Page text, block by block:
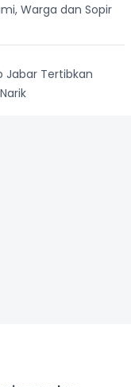
Warga dan Sopir
Jabar Tertibkan